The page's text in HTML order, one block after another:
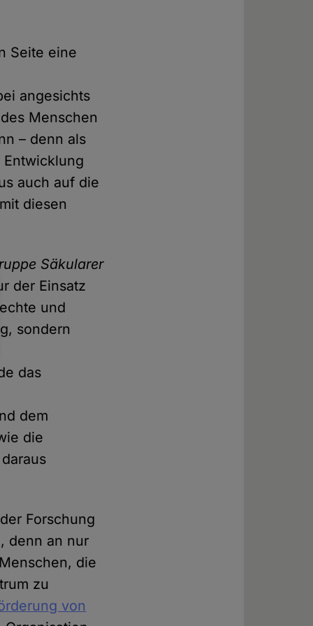
Seite eine
angesichts
Menschen
– denn als
auch auf die
diesen
Säkularer
der Einsatz
und
sondern
das
dem
die
Forschung
denn an nur
die
zu
von